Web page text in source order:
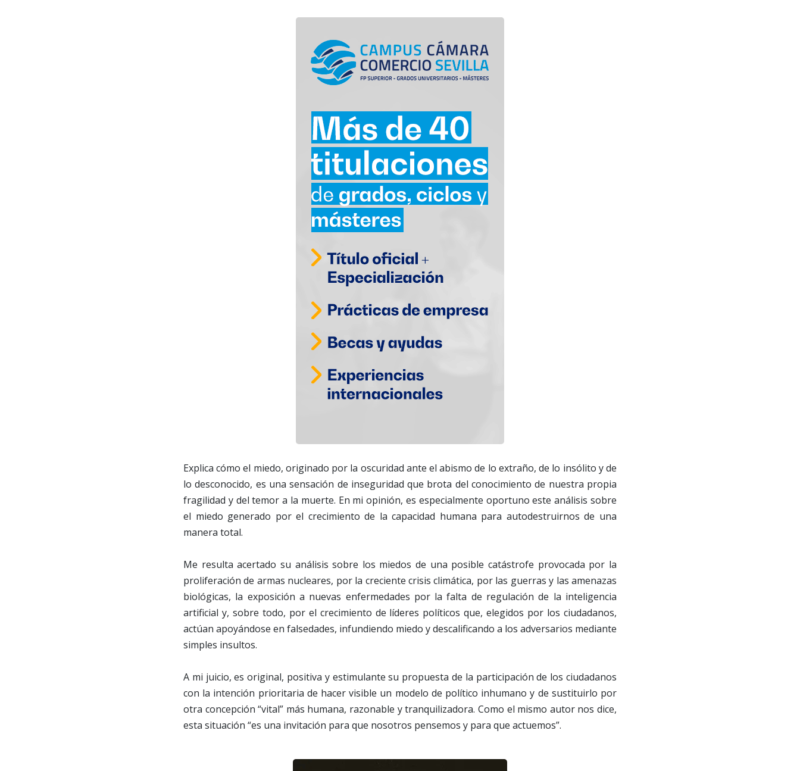
Explica cómo el miedo, originado por la oscuridad ante el abismo de lo extraño, de lo insólito y de
lo desconocido, es una sensación de inseguridad que brota del conocimiento de nuestra propia
fragilidad y del temor a la muerte. En mi opinión, es especialmente oportuno este análisis sobre
el miedo generado por el crecimiento de la capacidad humana para autodestruirnos de una
manera total.
Me resulta acertado su análisis sobre los miedos de una posible catástrofe provocada por la
proliferación de armas nucleares, por la creciente crisis climática, por las guerras y las amenazas
biológicas, la exposición a nuevas enfermedades por la falta de regulación de la inteligencia
artificial y, sobre todo, por el crecimiento de líderes políticos que, elegidos por los ciudadanos,
actúan apoyándose en falsedades, infundiendo miedo y descalificando a los adversarios mediante
simples insultos.
A mi juicio, es original, positiva y estimulante su propuesta de la participación de los ciudadanos
con la intención prioritaria de hacer visible un modelo de político inhumano y de sustituirlo por
otra concepción “vital” más humana, razonable y tranquilizadora. Como el mismo autor nos dice,
esta situación “es una invitación para que nosotros pensemos y para que actuemos”.